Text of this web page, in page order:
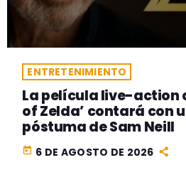
ENTRETENIMIENTO
La película live-action
of Zelda’ contará con
póstuma de Sam Neill
today 6 DE AGOSTO DE 2026